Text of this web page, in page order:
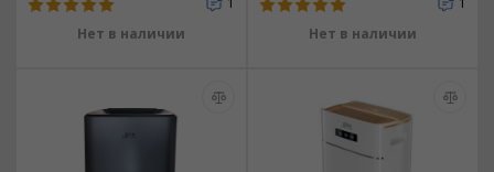
Нет в наличии
Нет в наличии